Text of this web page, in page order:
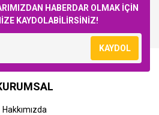
Yorum Yaz
Yazıcı (W1A53A) &
HABERDAR OLMAK İÇİN
KAYDOLABİLİRSİNİZ!
KAYDOL
Hakkımızda